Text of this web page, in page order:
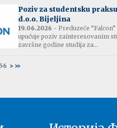
испита и
усменог испита:
језик 2
година - 03.07.2026
језик 1
Poziv za studentsku
d.o.o. Bijeljina
19.06.2026 - Preduzeće
upućuje poziv zainteresovanim
završne godine studija za...
> >>